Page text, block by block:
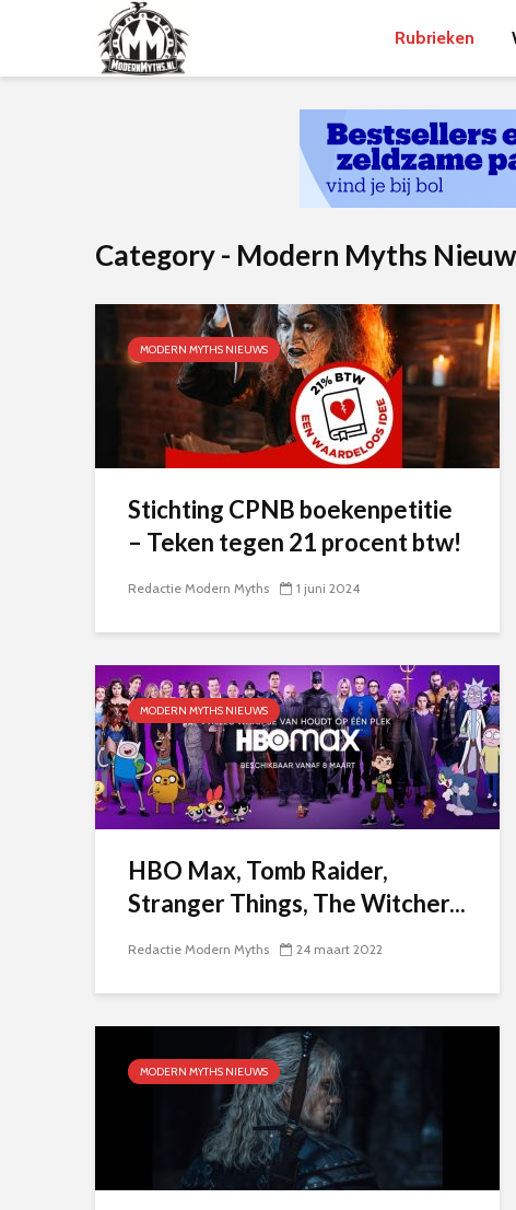
Rubrieken
Category - Modern Myths
MODERN MYTHS NIEUWS
Stichting CPNB boekenpetitie
– Teken tegen 21 procent btw!
Redactie Modern Myths 1 juni 2024
MODERN MYTHS NIEUWS
HBO Max, Tomb Raider,
Stranger Things, The Witcher...
Redactie Modern Myths 24 maart 2022
MODERN MYTHS NIEUWS